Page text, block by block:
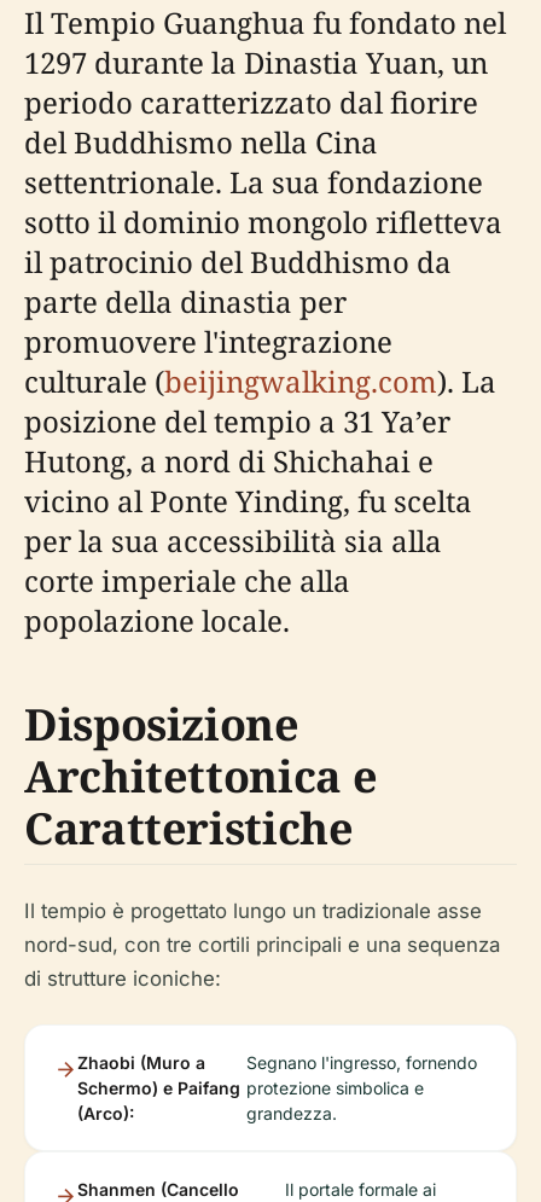
Il Tempio Guanghua fu fondato nel
1297 durante la Dinastia Yuan, un
periodo caratterizzato dal fiorire
del Buddhismo nella Cina
settentrionale. La sua fondazione
sotto il dominio mongolo rifletteva
il patrocinio del Buddhismo da
parte della dinastia per
promuovere l'integrazione
culturale (beijingwalking.com). La
posizione del tempio a 31 Ya’er
Hutong, a nord di Shichahai e
vicino al Ponte Yinding, fu scelta
per la sua accessibilità sia alla
corte imperiale che alla
popolazione locale.
Disposizione
Architettonica e
Caratteristiche
Il tempio è progettato lungo un tradizionale asse
nord-sud, con tre cortili principali e una sequenza
di strutture iconiche:
Zhaobi (Muro a
Schermo) e Paifang
(Arco):
Segnano l'ingresso, fornendo
protezione simbolica e
grandezza.
Shanmen (Cancello
Il portale formale ai